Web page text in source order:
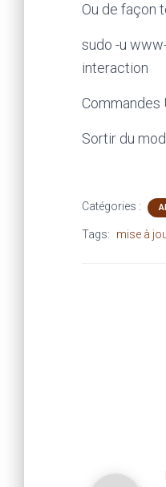
Ou de façon
sudo -u
interaction
Commandes
Sortir du
Catégories :
Tags: mise à